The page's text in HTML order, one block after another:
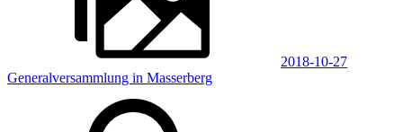
2018-10-27
Generalversammlung in Masserberg